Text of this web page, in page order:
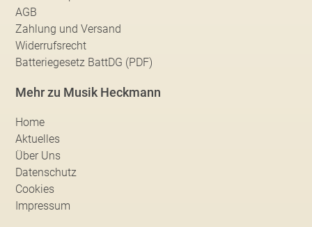
AGB
Zahlung und Versand
Widerrufsrecht
Batteriegesetz BattDG (PDF)
Mehr zu Musik Heckmann
Home
Aktuelles
Über Uns
Datenschutz
Cookies
Impressum